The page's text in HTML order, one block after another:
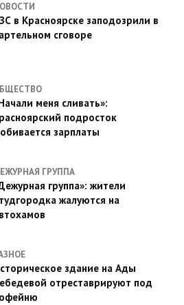
в Красноярске заподозрили в
сговоре
меня сливать»:
подросток
зарплаты
ГРУППА
группа»: жители
жалуются на
здание на Ады
отреставрируют под